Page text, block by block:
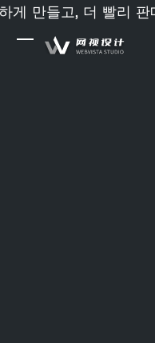
내용으로 건너뛰기
들고, 더 빨리 판매하